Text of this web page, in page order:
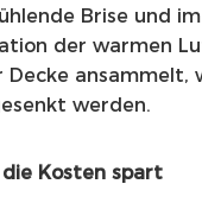
Brise und
der warmen
Decke ansammelt,
werden.
Kosten spart